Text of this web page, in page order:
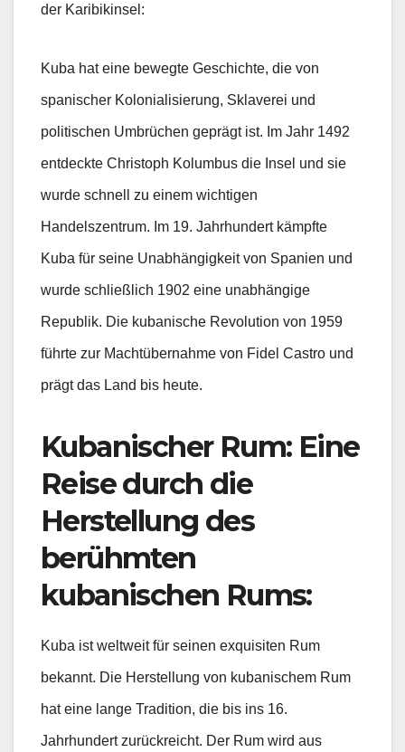
der Karibikinsel:
Kuba hat eine bewegte Geschichte, die von
spanischer Kolonialisierung, Sklaverei und
politischen Umbrüchen geprägt ist. Im Jahr 1492
entdeckte Christoph Kolumbus die Insel und sie
wurde schnell zu einem wichtigen
Handelszentrum. Im 19. Jahrhundert kämpfte
Kuba für seine Unabhängigkeit von Spanien und
wurde schließlich 1902 eine unabhängige
Republik. Die kubanische Revolution von 1959
führte zur Machtübernahme von Fidel Castro und
prägt das Land bis heute.
Kubanischer Rum: Eine
Reise durch die
Herstellung des
berühmten
kubanischen Rums:
Kuba ist weltweit für seinen exquisiten Rum
bekannt. Die Herstellung von kubanischem Rum
hat eine lange Tradition, die bis ins 16.
Jahrhundert zurückreicht. Der Rum wird aus